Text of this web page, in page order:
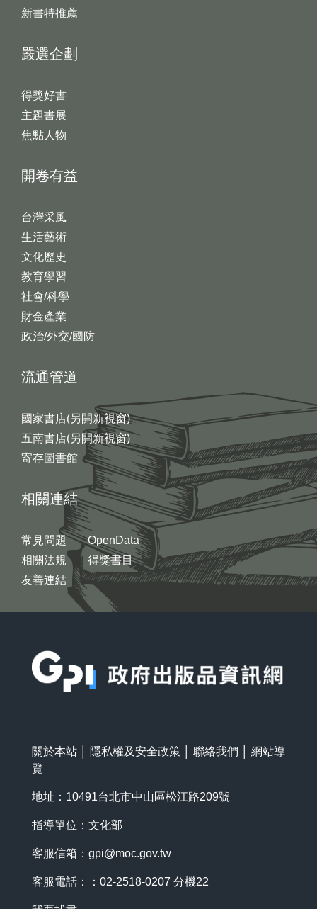
新書特推薦
開卷有益
台灣采風
生活藝術
文化歷史
教育學習
社會/科學
財金產業
政治/外交/國防
嚴選企劃
得獎好書
主題書展
焦點人物
流通管道
國家書店(另開新視窗)
五南書店(另開新視窗)
寄存圖書館
相關連結
常見問題
相關法規
友善連結
OpenData
得獎書目
關於本站 隱私權及安全政策 聯絡我們
網站導
覽
地址：10491台北市中山區松江路209號
指導單位：文化部
客服信箱： gpi@moc.gov.tw
客服電話：：02-2518-0207 分機22